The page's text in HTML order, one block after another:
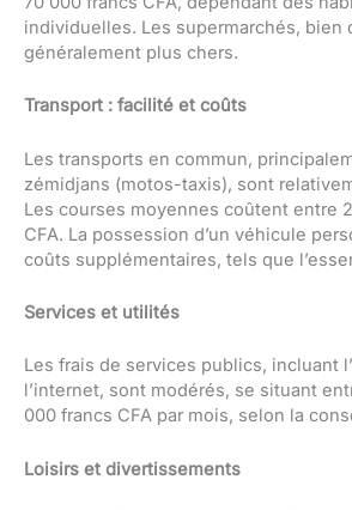
individuelles. Les supermarchés, bien
généralement plus chers.
Transport : facilité et coûts
Les transports en commun,
zémidjans (motos-taxis), sont
Les courses moyennes coûtent entre
CFA. La possession d’un véhicule
coûts supplémentaires, tels que
Services et utilités
Les frais de services publics, incluant
l’internet, sont modérés, se situant
000 francs CFA par mois, selon la
Loisirs et divertissements